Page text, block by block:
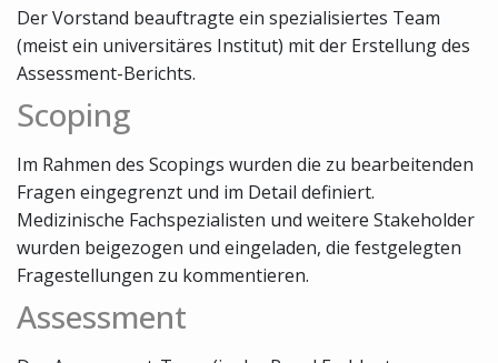
Der Vorstand beauftragte ein spezialisiertes Team
(meist ein universitäres Institut) mit der Erstellung des
Assessment-Berichts.
Scoping
Im Rahmen des Scopings wurden die zu bearbeitenden
Fragen eingegrenzt und im Detail definiert.
Medizinische Fachspezialisten und weitere Stakeholder
wurden beigezogen und eingeladen, die festgelegten
Fragestellungen zu kommentieren.
Assessment